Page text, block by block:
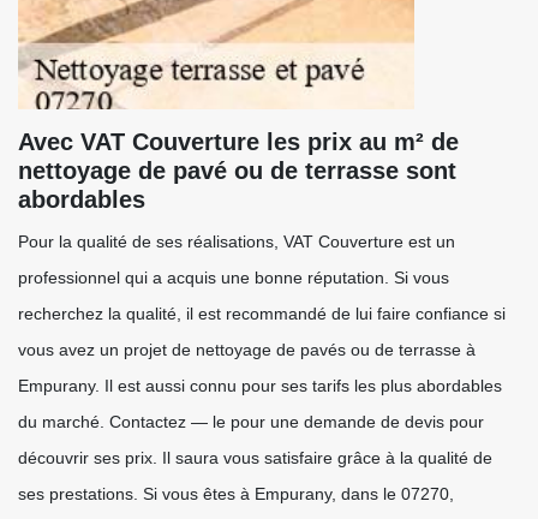
Avec VAT Couverture les prix au m² de
nettoyage de pavé ou de terrasse sont
abordables
Pour la qualité de ses réalisations, VAT Couverture est un
professionnel qui a acquis une bonne réputation. Si vous
recherchez la qualité, il est recommandé de lui faire confiance si
vous avez un projet de nettoyage de pavés ou de terrasse à
Empurany. Il est aussi connu pour ses tarifs les plus abordables
du marché. Contactez — le pour une demande de devis pour
découvrir ses prix. Il saura vous satisfaire grâce à la qualité de
ses prestations. Si vous êtes à Empurany, dans le 07270,